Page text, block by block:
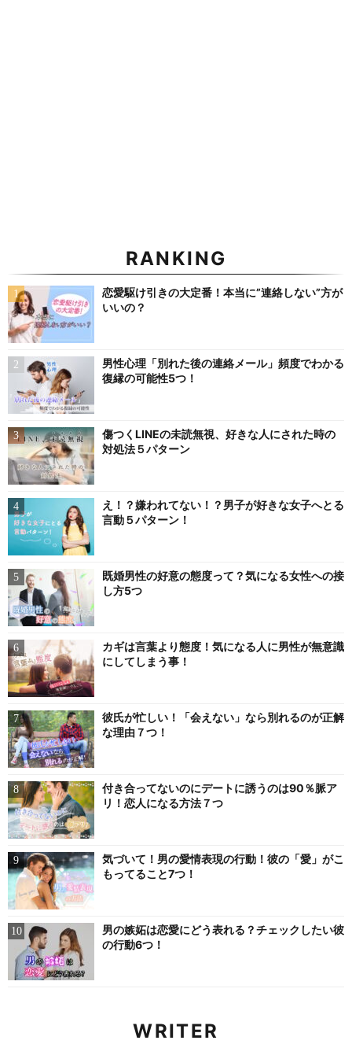
RANKING
恋愛駆け引きの大定番！本当に”連絡しない”方が
いいの？
男性心理「別れた後の連絡メール」頻度でわかる
復縁の可能性5つ！
傷つくLINEの未読無視、好きな人にされた時の
対処法５パターン
え！？嫌われてない！？男子が好きな女子へとる
言動５パターン！
既婚男性の好意の態度って？気になる女性への接
し方5つ
カギは言葉より態度！気になる人に男性が無意識
にしてしまう事！
彼氏が忙しい！「会えない」なら別れるのが正解
な理由７つ！
付き合ってないのにデートに誘うのは90％脈ア
リ！恋人になる方法７つ
気づいて！男の愛情表現の行動！彼の「愛」がこ
もってること7つ！
男の嫉妬は恋愛にどう表れる？チェックしたい彼
の行動6つ！
WRITER